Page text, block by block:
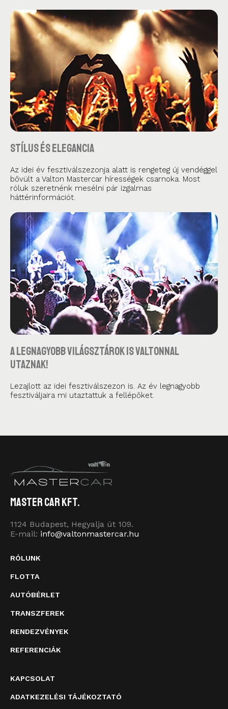
Stílus és elegancia
Az idei év fesztiválszezonja alatt is rengeteg új vendéggel
bővült a Valton Mastercar hírességek csarnoka. Most
róluk szeretnénk mesélni pár izgalmas
háttérinformációt.
A legnagyobb világsztárok is Valtonnal
utaznak!
Lezajlott az idei fesztiválszezon is. Az év legnagyobb
fesztiváljaira mi utaztattuk a fellépőket.
Master Car Kft.
1124 Budapest, Hegyalja út 109.
E-mail: info@valtonmastercar.hu
RÓLUNK
FLOTTA
AUTÓBÉRLET
TRANSZFEREK
RENDEZVÉNYEK
REFERENCIÁK
KAPCSOLAT
ADATKEZELÉSI TÁJÉKOZTATÓ